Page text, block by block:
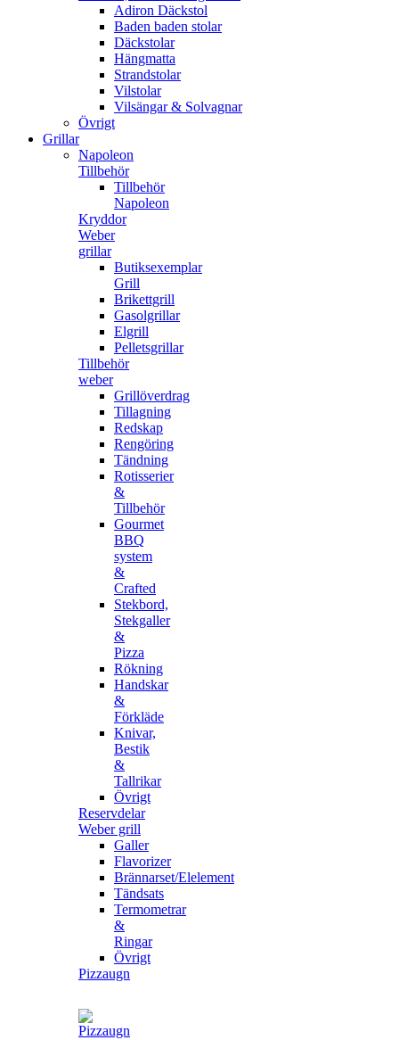
Adiron Däckstol
Baden baden stolar
Däckstolar
Hängmatta
Strandstolar
Vilstolar
Vilsängar & Solvagnar
Övrigt
Grillar
Napoleon
Tillbehör
Tillbehör
Napoleon
Kryddor
Weber
grillar
Butiksexemplar
Grill
Brikettgrill
Gasolgrillar
Elgrill
Pelletsgrillar
Tillbehör
weber
Grillöverdrag
Tillagning
Redskap
Rengöring
Tändning
Rotisserier
&
Tillbehör
Gourmet
BBQ
system
&
Crafted
Stekbord,
Stekgaller
&
Pizza
Rökning
Handskar
&
Förkläde
Knivar,
Bestik
&
Tallrikar
Övrigt
Reservdelar
Weber grill
Galler
Flavorizer
Brännarset/Elelement
Tändsats
Termometrar
&
Ringar
Övrigt
Pizzaugn